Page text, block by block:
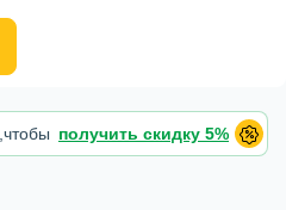
чтобы получить скидку 5%